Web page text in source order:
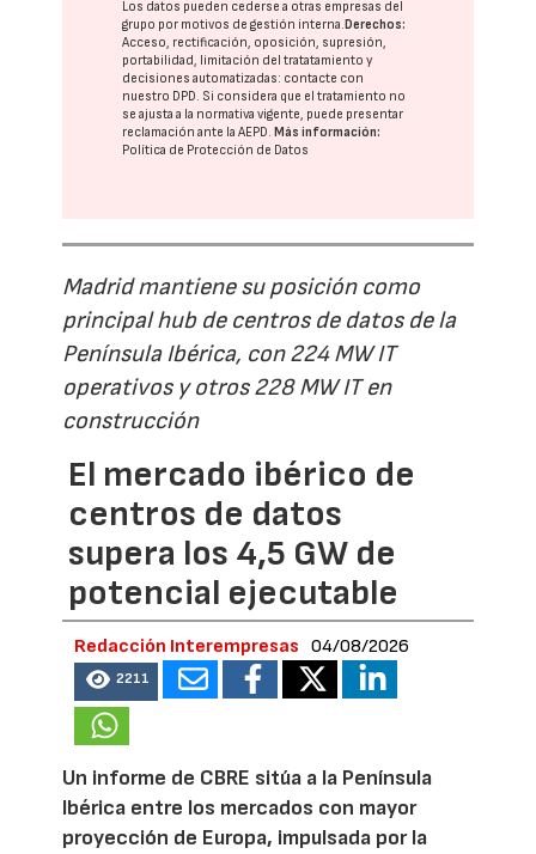
Los datos pueden cederse a otras empresas del
grupo por motivos de gestión interna. Derechos:
Acceso, rectificación, oposición, supresión,
portabilidad, limitación del tratatamiento y
decisiones automatizadas: contacte con
nuestro DPD. Si considera que el tratamiento no
se ajusta a la normativa vigente, puede presentar
reclamación ante laAEPD. Más información:
Política de Protección de Datos
Madrid mantiene su posición como
principal hub de centros de datos de la
Península Ibérica, con 224 MW IT
operativos y otros 228 MW IT en
construcción
El mercado ibérico de
centros de datos
supera los 4,5 GW de
potencial ejecutable
Redacción Interempresas 04/08/2026
2211
Un informe de CBRE sitúa a la Península
Ibérica entre los mercados con mayor
proyección de Europa, impulsada por la